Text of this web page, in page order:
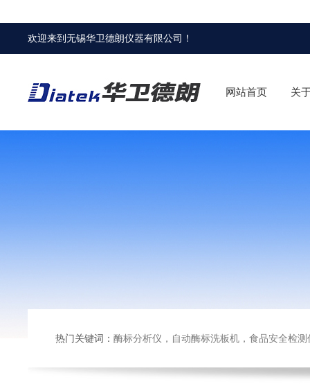
欢迎来到无锡华卫德朗仪器有限公司 ！
网站首页 关
热门关键词： 酶标分析仪，自动酶标洗板机，食品安全检测仪